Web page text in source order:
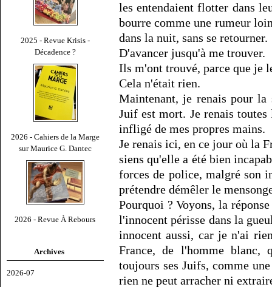
2025 - Revue Krisis -
Décadence ?
2026 - Cahiers de la Marge
sur Maurice G. Dantec
2026 - Revue À Rebours
Archives
2026-07
les entendaient flotter dans
bourre comme une rumeur
dans la nuit, sans se retourner.
D'avancer jusqu'à me trouver.
Ils m'ont trouvé, parce que je
Cela n'était rien.
Maintenant, je renais pour
Juif est mort. Je renais
infligé de mes propres mains.
Je renais ici, en ce jour où la
siens qu'elle a été bien
forces de police, malgré son
prétendre démêler le
Pourquoi ? Voyons, la
l'innocent périsse dans la
innocent aussi, car je n'ai
France, de l'homme
toujours ses Juifs, comme
rien ne peut arracher ni